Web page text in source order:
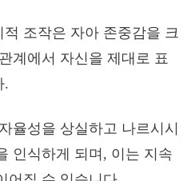
조작은 자아 존중감을 크
계에서 자신을 제대로 표
.
율성을 상실하고 나르시시
인식하게 되며, 이는 지속